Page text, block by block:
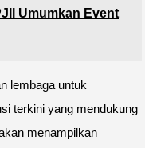
Umumkan Event
lembaga untuk
terkini yang mendukung
menampilkan